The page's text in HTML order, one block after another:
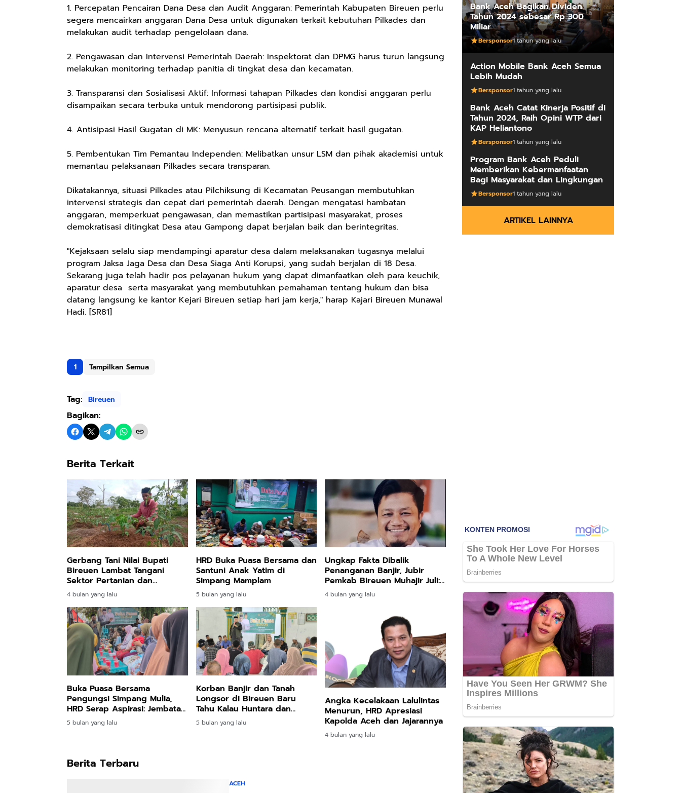
1. Percepatan Pencairan Dana Desa dan Audit Anggaran: Pemerintah Kabupaten Bireuen perlu
segera mencairkan anggaran Dana Desa untuk digunakan terkait kebutuhan Pilkades dan
melakukan audit terhadap pengelolaan dana.
2. Pengawasan dan Intervensi Pemerintah Daerah: Inspektorat dan DPMG harus turun langsung
melakukan monitoring terhadap panitia di tingkat desa dan kecamatan.
3. Transparansi dan Sosialisasi Aktif: Informasi tahapan Pilkades dan kondisi anggaran perlu
disampaikan secara terbuka untuk mendorong partisipasi publik.
4. Antisipasi Hasil Gugatan di MK: Menyusun rencana alternatif terkait hasil gugatan.
5. Pembentukan Tim Pemantau Independen: Melibatkan unsur LSM dan pihak akademisi untuk
memantau pelaksanaan Pilkades secara transparan.
Dikatakannya, situasi Pilkades atau Pilchiksung di Kecamatan Peusangan membutuhkan
intervensi strategis dan cepat dari pemerintah daerah. Dengan mengatasi hambatan
anggaran, memperkuat pengawasan, dan memastikan partisipasi masyarakat, proses
demokratisasi ditingkat Desa atau Gampong dapat berjalan baik dan berintegritas.
"Kejaksaan selalu siap mendampingi aparatur desa dalam melaksanakan tugasnya melalui
program Jaksa Jaga Desa dan Desa Siaga Anti Korupsi, yang sudah berjalan di 18 Desa.
Sekarang juga telah hadir pos pelayanan hukum yang dapat dimanfaatkan oleh para keuchik,
aparatur desa serta masyarakat yang membutuhkan pemahaman tentang hukum dan bisa
datang langsung ke kantor Kejari Bireuen setiap hari jam kerja," harap Kajari Bireuen Munawal
Hadi. [SR81]
1 Tampilkan Semua
Tag: Bireuen
Bagikan:
Berita Terkait
Gerbang Tani Nilai Bupati
Bireuen Lambat Tangani
Sektor Pertanian dan
Perikanan
4 bulan yang lalu
HRD Buka Puasa Bersama dan
Santuni Anak Yatim di
Simpang Mamplam
5 bulan yang lalu
Ungkap Fakta Dibalik
Penanganan Banjir, Jubir
Pemkab Bireuen Muhajir Juli:
Silahkan Uji melalui Class
Action
4 bulan yang lalu
Buka Puasa Bersama
Pengungsi Simpang Mulia,
HRD Serap Aspirasi: Jembatan
Gantung dan Jalan Jadi
Prioritas
5 bulan yang lalu
Korban Banjir dan Tanah
Longsor di Bireuen Baru
Tahu Kalau Huntara dan
Huntap Hak Mereka
5 bulan yang lalu
Angka Kecelakaan Lalulintas
Menurun, HRD Apresiasi
Kapolda Aceh dan Jajarannya
4 bulan yang lalu
Berita Terbaru
ACEH
Bank Aceh Bagikan Dividen
Tahun 2024 sebesar Rp 300
Miliar
Bersponsor1 tahun yang lalu
Action Mobile Bank Aceh Semua
Lebih Mudah
Bersponsor1 tahun yang lalu
Bank Aceh Catat Kinerja Positif di
Tahun 2024, Raih Opini WTP dari
KAP Heliantono
Bersponsor1 tahun yang lalu
Program Bank Aceh Peduli
Memberikan Kebermanfaatan
Bagi Masyarakat dan Lingkungan
Bersponsor1 tahun yang lalu
ARTIKEL LAINNYA